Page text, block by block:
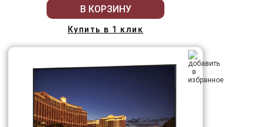
В КОРЗИНУ
Купить в 1 клик